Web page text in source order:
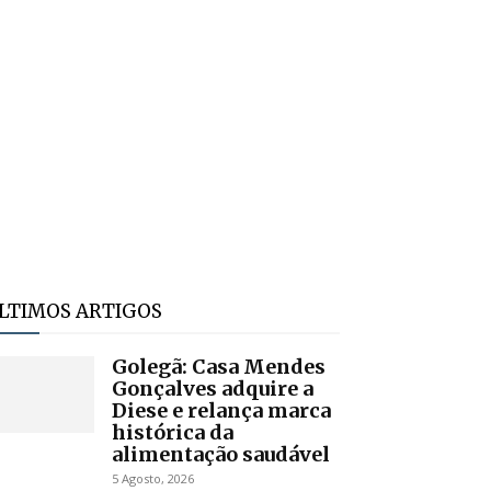
ARTIGOS
Golegã: Casa Mendes
Gonçalves adquire a
Diese e relança marca
histórica da
alimentação saudável
5 Agosto, 2026